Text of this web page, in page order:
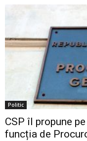
Politic
CSP îl propune
funcția de